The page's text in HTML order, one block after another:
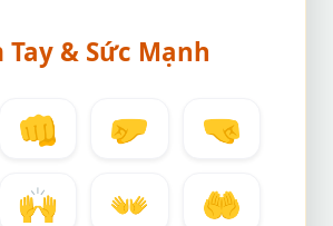
Tay & Sức Mạnh
👊 🤛
🤜
🙌 👐
🤲